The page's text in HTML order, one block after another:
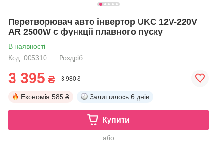
Перетворювач авто інвертор UKC 12V-220V
AR 2500W c функції плавного пуску
В наявності
Код: 005310
Роздріб
3 395 ₴ 3 980 ₴
Економія 585 ₴ Залишилось 6 днів
Купити
або